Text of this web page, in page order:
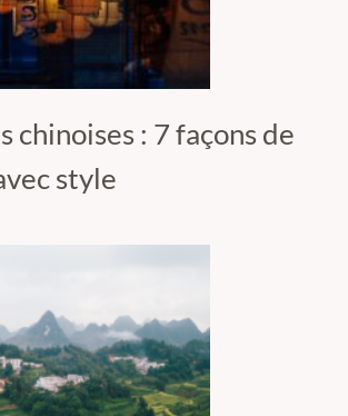
chinoises : 7 façons de
style